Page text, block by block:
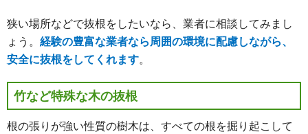
狭い場所などで抜根をしたいなら、業者に相談してみまし
ょう。 経験の豊富な業者なら周囲の環境に配慮しながら、
安全に抜根をしてくれます。
竹など特殊な木の抜根
根の張りが強い性質の樹木は、すべての根を掘り起こして